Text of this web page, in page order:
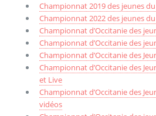
Championnat 2019 des jeunes
Championnat 2022 des jeunes
Championnat d’Occitanie des
Championnat d’Occitanie des
Championnat d’Occitanie des
Championnat d’Occitanie des
et Live
Championnat d’Occitanie des
vidéos